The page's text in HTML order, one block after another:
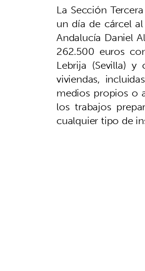
La Sección
un día de cárcel
Andalucía Daniel
262.500 euros
Lebrija (Sevilla)
viviendas,
medios propios o
los trabajos
cualquier tipo de